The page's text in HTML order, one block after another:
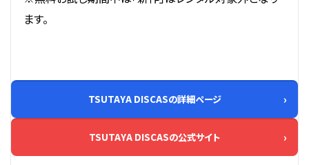
ます。
TSUTAYA DISCASの詳細ページ
TSUTAYA DISCASの公式サイト